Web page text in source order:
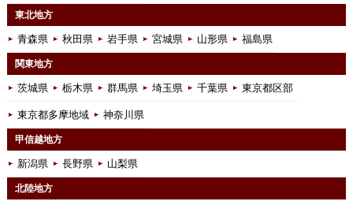
東北地方
青森県 秋田県 岩手県 宮城県 山形県 福島県
関東地方
茨城県 栃木県 群馬県 埼玉県 千葉県 東京都区部
東京都多摩地域 神奈川県
甲信越地方
新潟県 長野県 山梨県
北陸地方